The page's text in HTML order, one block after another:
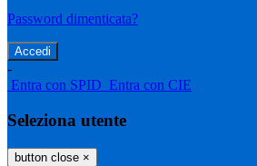
Password dimenticata?
-
Entra con SPID Entra con CIE
Seleziona utente
button close ×